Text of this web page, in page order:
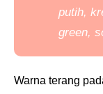
putih,
green,
Warna terang